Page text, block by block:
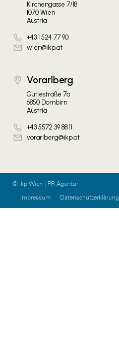
Kirchengasse 7/18
1070 Wien
Austria
+43 1 524 77 90
wien@ikp.at
Vorarlberg
Gütlestraße 7a
6850 Dornbirn
Austria
+43 5572 39 88 11
vorarlberg@ikp.at
© ikp Wien | PR Agentur
Impressum
Datenschutzerklärung